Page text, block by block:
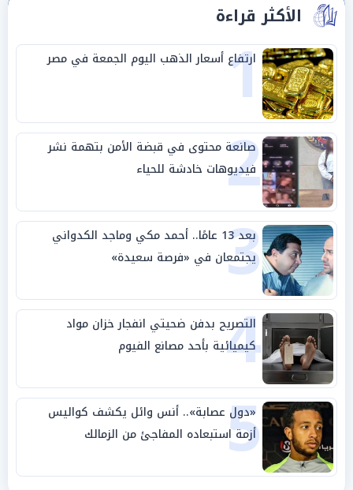
الأكثر قراءة
1
ارتفاع أسعار الذهب اليوم الجمعة في مصر
2
صانعة محتوى في قبضة الأمن بتهمة نشر
فيديوهات خادشة للحياء
3 بعد 13 عامًا.. أحمد مكي وماجد الكدواني
يجتمعان في «فرصة سعيدة»
4
التصريح بدفن ضحيتي انفجار خزان مواد
كيميائية بأحد مصانع الفيوم
5
«دول عصابة».. أنس وائل يكشف كواليس
أزمة استبعاده المفاجئ من الزمالك